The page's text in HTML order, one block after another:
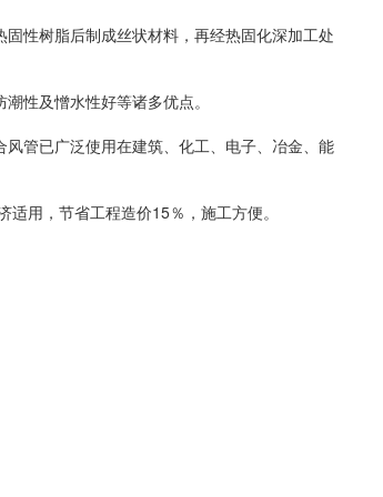
树脂后制成丝状材料，再经热固化深加工处
及憎水性好等诸多优点。
已广泛使用在建筑、化工、电子、冶金、能
用，节省工程造价15％，施工方便。